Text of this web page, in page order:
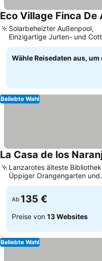
Eco Village Finca De
Solarbeheizter Außenpool,
Einzigartige Jurten- und
Unterkünfte
Wähle Reisedaten aus,
Beliebte Wahl
La Casa de los
Lanzarotes älteste
Üppiger Orangengarten und
Terrassen
Ab 135 €
Preise von 13 Websites
Beliebte Wahl